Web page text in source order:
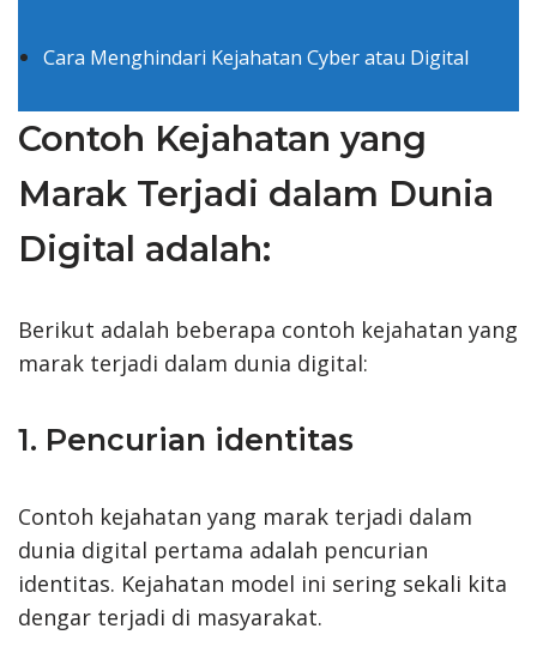
Cara Menghindari Kejahatan Cyber atau Digital
Contoh Kejahatan yang
Marak Terjadi dalam Dunia
Digital adalah:
Berikut adalah beberapa contoh kejahatan yang
marak terjadi dalam dunia digital:
1. Pencurian identitas
Contoh kejahatan yang marak terjadi dalam
dunia digital pertama adalah pencurian
identitas. Kejahatan model ini sering sekali kita
dengar terjadi di masyarakat.